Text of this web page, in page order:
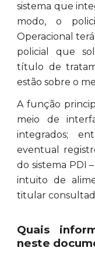
sistema que
modo, o
Operacional
policial que
título de
estão sobre o
A função
meio de
integrados;
eventual
do sistema PDI
intuito de
titular
Quais
neste